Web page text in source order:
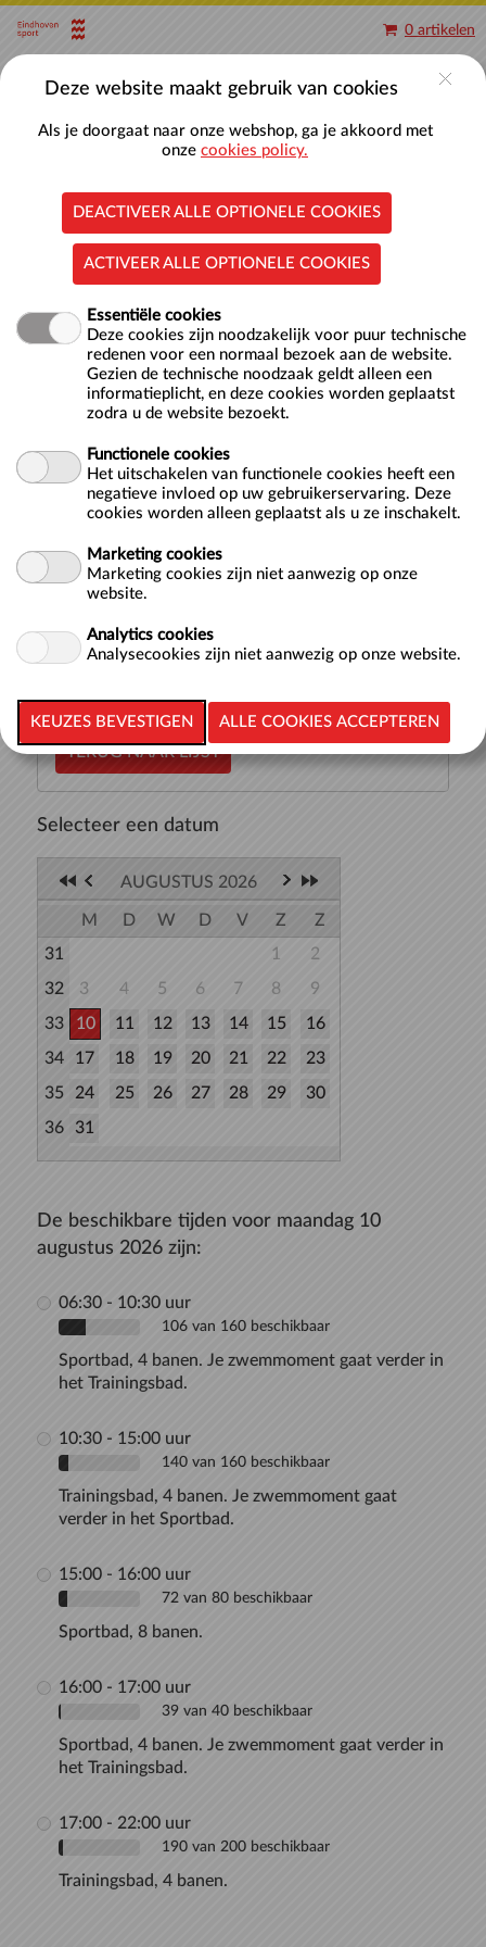
Naar hoofdinhoud
0 artikelen
Baantjes zwemmen 50-meterbaden
Locatie Nationaal Zwemcentrum De Tongelreep
5644 RX EINDHOVEN
NL
van onze 50-meterbaden: het Wedstrijdbad, Sportbad of
Trainingsbad. Bij iedere tijd waarop je kunt beginnen met
zwemmen staat aangegeven in welk bad het zwemmen
plaatsvindt. Je kunt t...
TERUG NAAR LIJST
Selecteer een datum
AUGUSTUS 2026
M D W D V Z
Z
31
1
2
32
3 4 5 6 7 8
9
33
10 11 12 13 14 15
16
34
17 18 19 20 21 22
23
35
24 25 26 27 28 29
30
36
31
De beschikbare tijden voor maandag 10
augustus 2026 zijn:
06:30 - 10:30 uur
106 van 160 beschikbaar
Sportbad, 4 banen. Je zwemmoment gaat verder in
het Trainingsbad.
10:30 - 15:00 uur
140 van 160 beschikbaar
Trainingsbad, 4 banen. Je zwemmoment gaat
verder in het Sportbad.
15:00 - 16:00 uur
72 van 80 beschikbaar
Sportbad, 8 banen.
16:00 - 17:00 uur
39 van 40 beschikbaar
Sportbad, 4 banen. Je zwemmoment gaat verder in
het Trainingsbad.
17:00 - 22:00 uur
190 van 200 beschikbaar
Trainingsbad, 4 banen.
Deze website maakt gebruik van cookies
Als je doorgaat naar onze webshop, ga je akkoord met
onze cookies policy.
DEACTIVEER ALLE OPTIONELE COOKIES
ACTIVEER ALLE OPTIONELE COOKIES
Essentiële cookies
Deze cookies zijn noodzakelijk voor puur technische
redenen voor een normaal bezoek aan de website.
Gezien de technische noodzaak geldt alleen een
informatieplicht, en deze cookies worden geplaatst
zodra u de website bezoekt.
Functionele cookies
Het uitschakelen van functionele cookies heeft een
negatieve invloed op uw gebruikerservaring. Deze
cookies worden alleen geplaatst als u ze inschakelt.
Marketing cookies
Marketing cookies zijn niet aanwezig op onze
website.
Analytics cookies
Analysecookies zijn niet aanwezig op onze website.